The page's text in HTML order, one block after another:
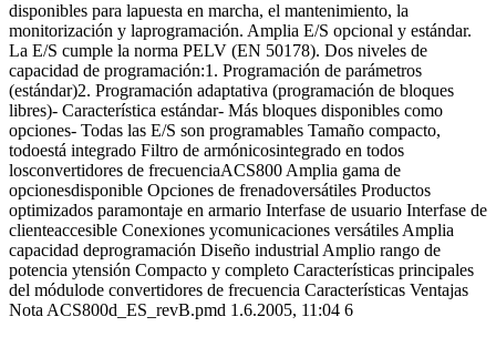
disponibles para lapuesta en marcha, el mantenimiento, la
monitorización y laprogramación. Amplia E/S opcional y estándar.
La E/S cumple la norma PELV (EN 50178). Dos niveles de
capacidad de programación:1. Programación de parámetros
(estándar)2. Programación adaptativa (programación de bloques
libres)- Característica estándar- Más bloques disponibles como
opciones- Todas las E/S son programables Tamaño compacto,
todoestá integrado Filtro de armónicosintegrado en todos
losconvertidores de frecuenciaACS800 Amplia gama de
opcionesdisponible Opciones de frenadoversátiles Productos
optimizados paramontaje en armario Interfase de usuario Interfase de
clienteaccesible Conexiones ycomunicaciones versátiles Amplia
capacidad deprogramación Diseño industrial Amplio rango de
potencia ytensión Compacto y completo Características principales
del módulode convertidores de frecuencia Características Ventajas
Nota ACS800d_ES_revB.pmd 1.6.2005, 11:04 6